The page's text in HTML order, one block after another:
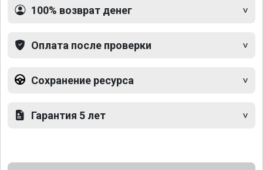
100% возврат денег
Оплата после проверки
Сохранение ресурса
Гарантия 5 лет